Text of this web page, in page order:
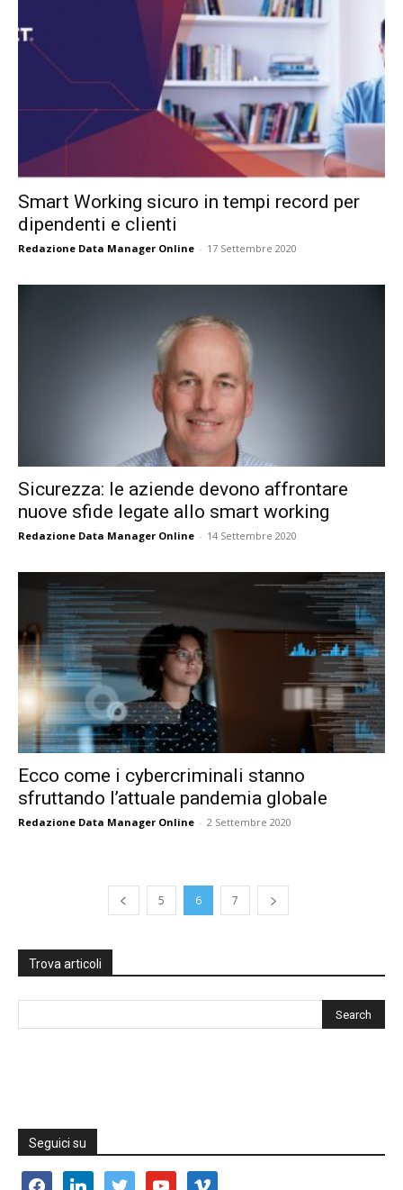
Smart Working sicuro in tempi record per
dipendenti e clienti
Redazione Data Manager Online - 17 Settembre 2020
Sicurezza: le aziende devono affrontare
nuove sfide legate allo smart working
Redazione Data Manager Online - 14 Settembre 2020
Ecco come i cybercriminali stanno
sfruttando l’attuale pandemia globale
Redazione Data Manager Online - 2 Settembre 2020
5 6 7
Trova articoli
Seguici su
facebooklinkedin twitter youtube vimeo